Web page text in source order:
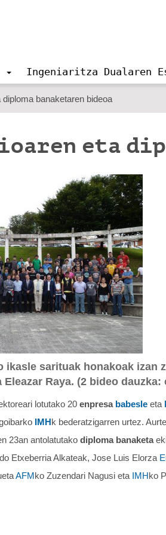
Ingeniaritza Dualaren
banaketaren bideoa
eta
ikasle sarituak honakoak izan
Eleazar Raya. (2 bideo
lotutako 20 enpresa babesle eta
IMHk bederatzigarren urtez.
23an antolatutako diploma banaketa
Etxeberria Alkateak, Jose Luis Elorza
AFMko Zuzendari Nagusi eta IMHko